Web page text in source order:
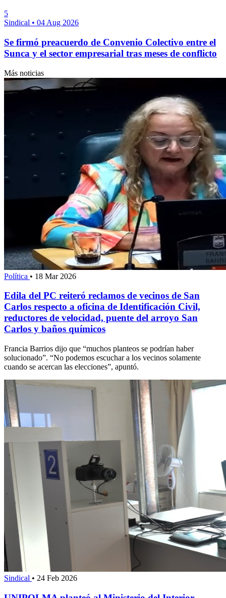
5
Sindical • 04 Aug 2026
Se firmó preacuerdo de Convenio Colectivo entre el
Sunca y el sector empresarial tras meses de conflicto
Más noticias
Política • 18 Mar 2026
Edila del PC reiteró reclamos de vecinos de San
Carlos respecto a oficina de Identificación Civil,
reductores de velocidad, puente del arroyo San
Carlos y baños químicos
Francia Barrios dijo que “muchos planteos se podrían haber
solucionado”. “No podemos escuchar a los vecinos solamente
cuando se acercan las elecciones”, apuntó.
Sindical • 24 Feb 2026